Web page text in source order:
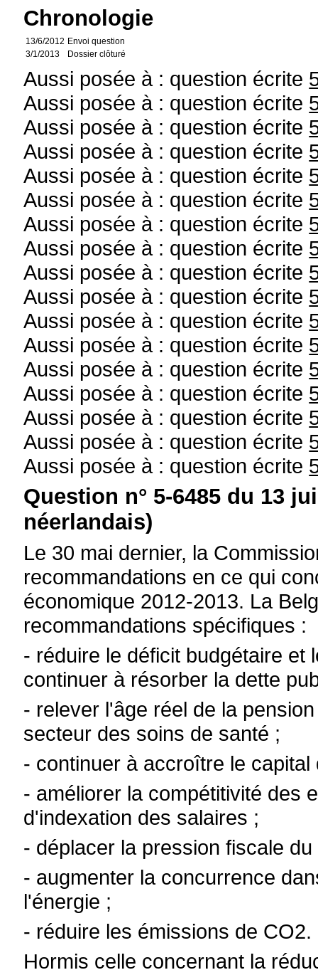
Chronologie
13/6/2012 Envoi question
3/1/2013
Dossier clôturé
Aussi posée à : question écrite
Aussi posée à : question écrite
Aussi posée à : question écrite
Aussi posée à : question écrite
Aussi posée à : question écrite
Aussi posée à : question écrite
Aussi posée à : question écrite
Aussi posée à : question écrite
Aussi posée à : question écrite
Aussi posée à : question écrite
Aussi posée à : question écrite
Aussi posée à : question écrite
Aussi posée à : question écrite
Aussi posée à : question écrite
Aussi posée à : question écrite
Aussi posée à : question écrite
Aussi posée à : question écrite
Question n° 5-6485 du 13
néerlandais)
Le 30 mai dernier, la
recommandations en ce qui
économique 2012-2013. La
recommandations spécifiques :
- réduire le déficit budgétaire et
continuer à résorber la dette
- relever l'âge réel de la
secteur des soins de santé ;
- continuer à accroître le
- améliorer la compétitivité des
d'indexation des salaires ;
- déplacer la pression fiscale
- augmenter la concurrence
l'énergie ;
- réduire les émissions de CO2.
Hormis celle concernant la